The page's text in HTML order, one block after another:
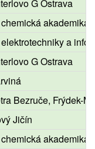
G Ostrava
akademika
a
G Ostrava
Bezruče, Frýdek-
Jičín
akademika